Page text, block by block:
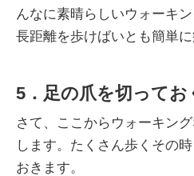
んなに素晴らしいウォーキ
長距離を歩けばいとも簡単に
5．足の爪を切ってお
さて、ここからウォーキン
します。たくさん歩くその
おきます。